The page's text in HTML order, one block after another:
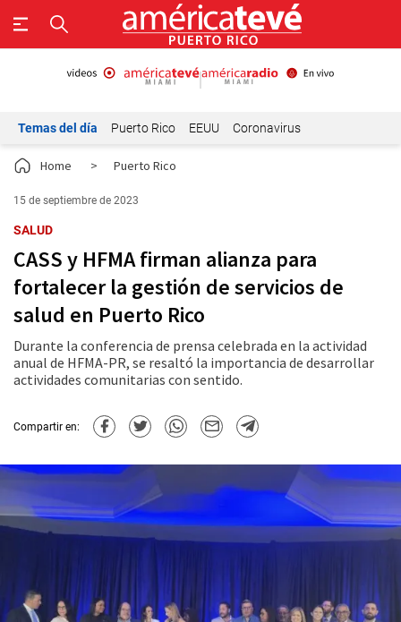
Temas del día Puerto Rico EEUU Coronavirus
Home > Puerto Rico
15 de septiembre de 2023
SALUD
CASS y HFMA firman alianza para
fortalecer la gestión de servicios de
salud en Puerto Rico
Durante la conferencia de prensa celebrada en la actividad
anual de HFMA-PR, se resaltó la importancia de desarrollar
actividades comunitarias con sentido.
Compartir en: